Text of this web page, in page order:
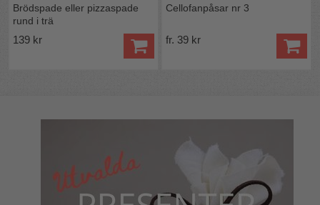
Brödspade eller pizzaspade
rund i trä
139 kr
Cellofanpåsar nr 3
fr. 39 kr